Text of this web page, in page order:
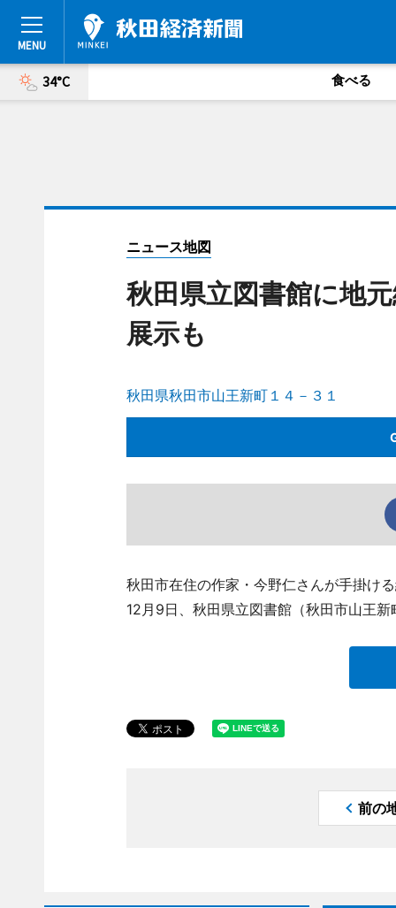
34°C 食べる
ニュース地図
秋田県立図書館に地
展示も
秋田県秋田市山王新町１４－３１
秋田市在住の作家・今野仁さんが手掛け
12月9日、秋田県立図書館（秋田市山王
前の